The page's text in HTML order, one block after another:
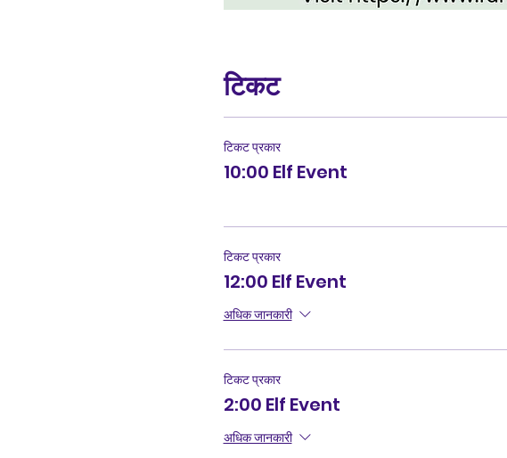
टिकट
टिकट प्रकार
10:00 Elf Event
टिकट प्रकार
12:00 Elf Event
अधिक जानकारी
टिकट प्रकार
2:00 Elf Event
अधिक जानकारी